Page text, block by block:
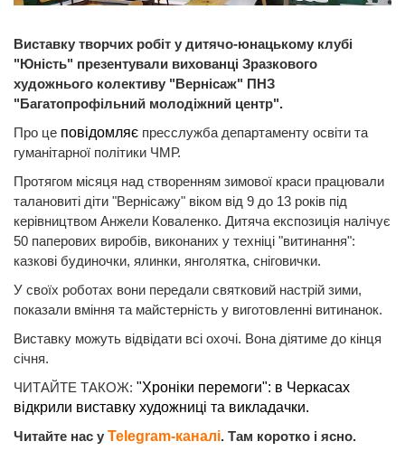
Виставку творчих робіт у дитячо-юнацькому клубі
"Юність" презентували вихованці Зразкового
художнього колективу "Вернісаж" ПНЗ
"Багатопрофільний молодіжний центр".
Про це повідомляє пресслужба департаменту освіти та
гуманітарної політики ЧМР.
Протягом місяця над створенням зимової краси працювали
талановиті діти "Вернісажу" віком від 9 до 13 років під
керівництвом Анжели Коваленко. Дитяча експозиція налічує
50 паперових виробів, виконаних у техніці "витинання":
казкові будиночки, ялинки, янголятка, сніговички.
У своїх роботах вони передали святковий настрій зими,
показали вміння та майстерність у виготовленні витинанок.
Виставку можуть відвідати всі охочі. Вона діятиме до кінця
січня.
ЧИТАЙТЕ ТАКОЖ: "Хроніки перемоги": в Черкасах
відкрили виставку художниці та викладачки.
Читайте нас у Telegram-каналі. Там коротко і ясно.